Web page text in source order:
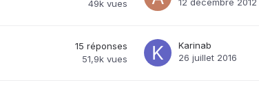
49k vues
15 réponses
51,9k vues
Karinab
26 juillet 2016